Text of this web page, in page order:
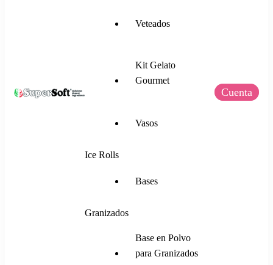
Mezclas para Helado Suave, Frozen Yogurt,
Veteados
Kit Gelato
Gourmet
Vasos
Ice Rolls
Bases
Granizados
Base en Polvo
para Granizados
Cuenta